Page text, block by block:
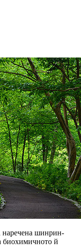
наречена шинрин-
биохимичното й